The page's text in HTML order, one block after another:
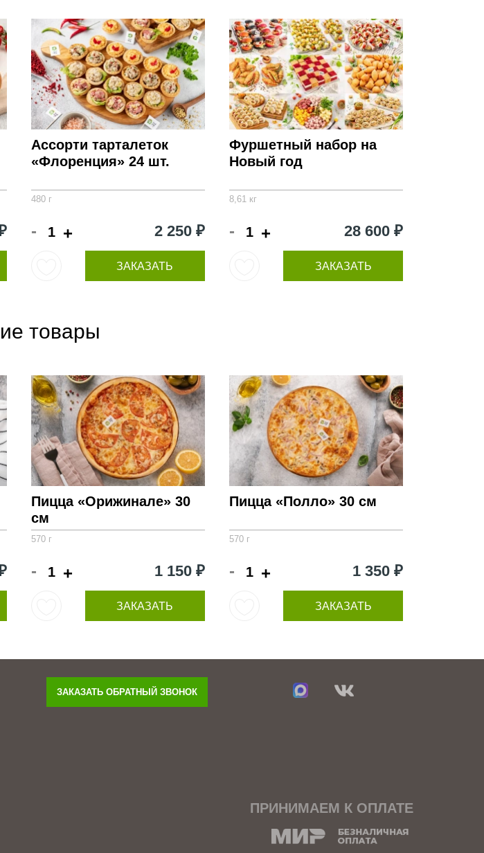
Ассорти тарталеток
«Флоренция» 24 шт.
480 г
- + 2 250 ₽
ЗАКАЗАТЬ
Фуршетный набор на
Новый год
8,61 кг
- + 28 600 ₽
ЗАКАЗАТЬ
товары
Пицца «Орижинале» 30
см
570 г
- + 1 150 ₽
ЗАКАЗАТЬ
Пицца «Полло» 30 см
570 г
- + 1 350 ₽
ЗАКАЗАТЬ
ЗАКАЗАТЬ ОБРАТНЫЙ ЗВОНОК
ПРИНИМАЕМ К ОПЛАТЕ